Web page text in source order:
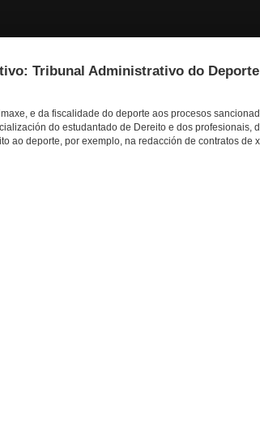
Tribunal Administrativo do Deporte
e da fiscalidade do deporte aos procesos
do estudantado de Dereito e dos profesionais,
ao deporte, por exemplo, na redacción de contratos de